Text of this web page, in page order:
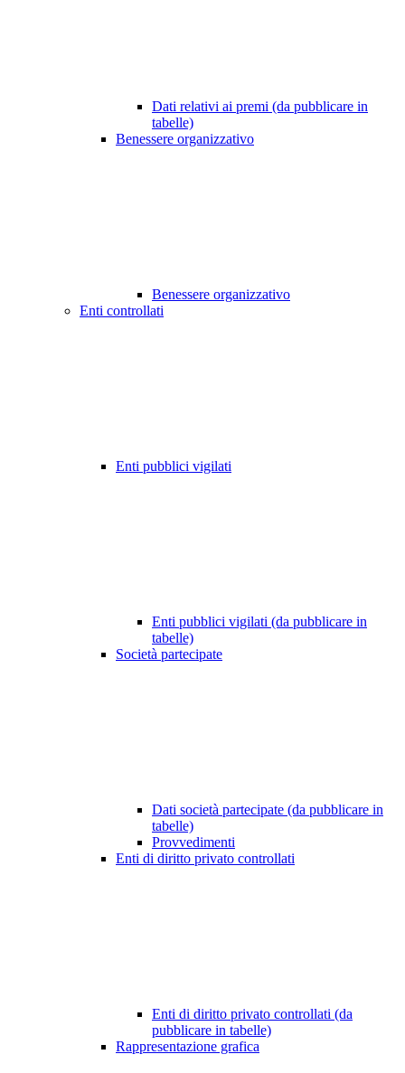
Dati relativi ai premi (da pubblicare in
tabelle)
Benessere organizzativo
Benessere organizzativo
Enti controllati
Enti pubblici vigilati
Enti pubblici vigilati (da pubblicare in
tabelle)
Società partecipate
Dati società partecipate (da pubblicare in
tabelle)
Provvedimenti
Enti di diritto privato controllati
Enti di diritto privato controllati (da
pubblicare in tabelle)
Rappresentazione grafica